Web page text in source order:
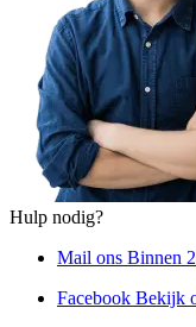
Hulp nodig?
Mail ons Binnen
Facebook Bekijk